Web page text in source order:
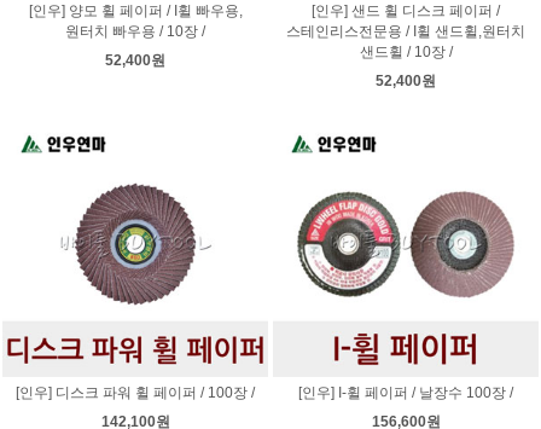
[인우] 양모 휠 페이퍼 / I휠 빠우용,
원터치 빠우용 / 10장 /
52,400원
[인우] 샌드 휠 디스크 페이퍼 /
스테인리스전문용 / I휠 샌드휠,원터치
샌드휠 / 10장 /
52,400원
[인우] 디스크 파워 휠 페이퍼 / 100장 /
142,100원
[인우] I-휠 페이퍼 / 날장수 100장 /
156,600원